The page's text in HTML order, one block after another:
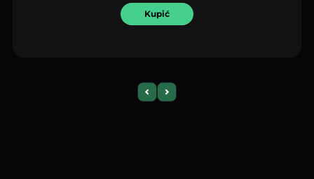
Kupić
Previous slide
Next slide